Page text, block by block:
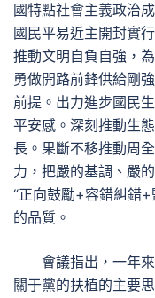
國特點社會主義政治
國民平易近主開封實
推動文明自負自強，
勇做開路前鋒供給剛
前提。出力進步國民
平安感。深刻推動生
長。果斷不移推動周
力，把嚴的基調、嚴
“正向鼓勵+容錯糾錯
的品質。
會議指出，一年
關于黨的扶植的主要